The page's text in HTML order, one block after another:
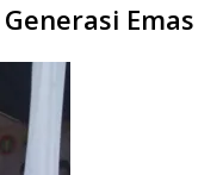
Emas